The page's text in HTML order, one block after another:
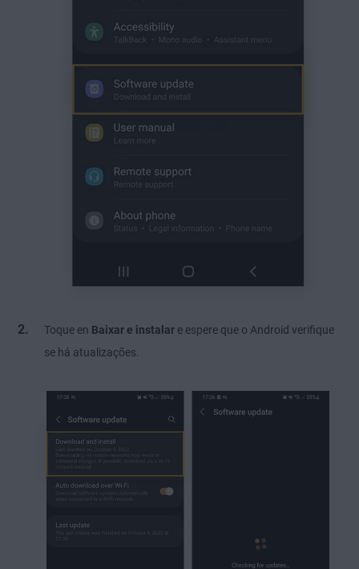
Toque en Baixar e instalar e espere que o Android verifique
se há atualizações.